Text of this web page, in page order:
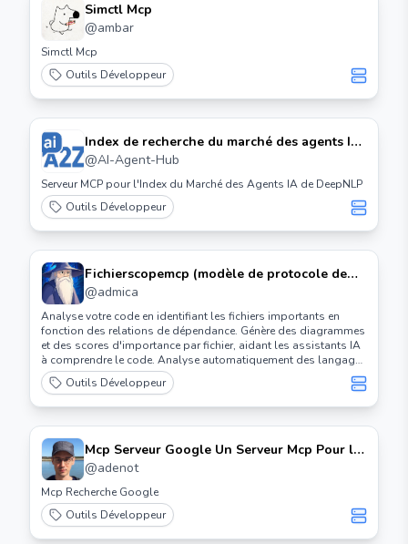
Simctl Mcp
@ambar
Simctl Mcp
Outils Développeur
Index de recherche du marché des agents IA
Serveur Mcp
@AI-Agent-Hub
Serveur MCP pour l'Index du Marché des Agents IA de DeepNLP
Outils Développeur
Fichierscopemcp (modèle de protocole de
contexte) Serveur
@admica
Analyse votre code en identifiant les fichiers importants en
fonction des relations de dépendance. Génère des diagrammes
et des scores d'importance par fichier, aidant les assistants IA
à comprendre le code. Analyse automatiquement des langages
de programmation populaires tels que Python, C, C++, Rust,
Zig, Lua.Outils Développeur
Mcp Serveur Google Un Serveur Mcp Pour la
Recherche Personnalisée Google Et la
Lecture de Pages Web
@adenot
Mcp Recherche Google
Outils Développeur